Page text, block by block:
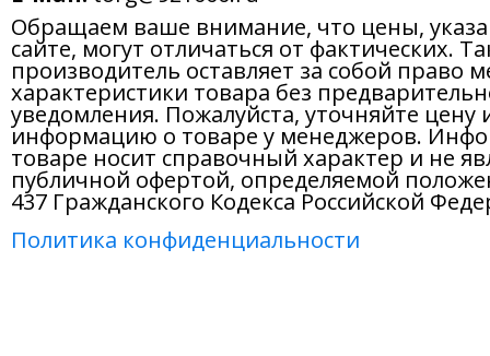
Обращаем ваше внимание, что цены,
сайте, могут отличаться от фактических.
производитель оставляет за собой право
характеристики товара без
уведомления. Пожалуйста, уточняйте цену
информацию о товаре у менеджеров.
товаре носит справочный характер и не
публичной офертой, определяемой
437 Гражданского Кодекса Российской
Политика конфиденциальности